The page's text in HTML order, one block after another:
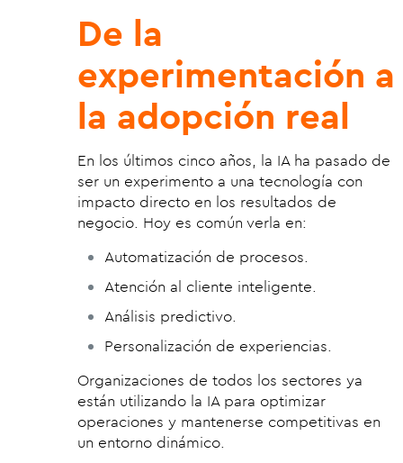
De la
experimentación a
la adopción real
En los últimos cinco años, la IA ha pasado de
ser un experimento a una tecnología con
impacto directo en los resultados de
negocio. Hoy es común verla en:
Automatización de procesos.
Atención al cliente inteligente.
Análisis predictivo.
Personalización de experiencias.
Organizaciones de todos los sectores ya
están utilizando la IA para optimizar
operaciones y mantenerse competitivas en
un entorno dinámico.